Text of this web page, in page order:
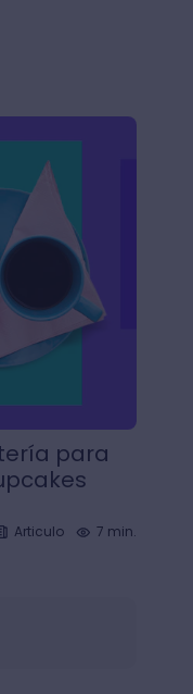
hacer tus primeros
para
Articulo 7 min.